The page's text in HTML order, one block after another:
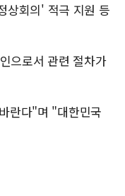
상회의' 적극 지원 등
으로서 관련 절차가
란다"며 "대한민국